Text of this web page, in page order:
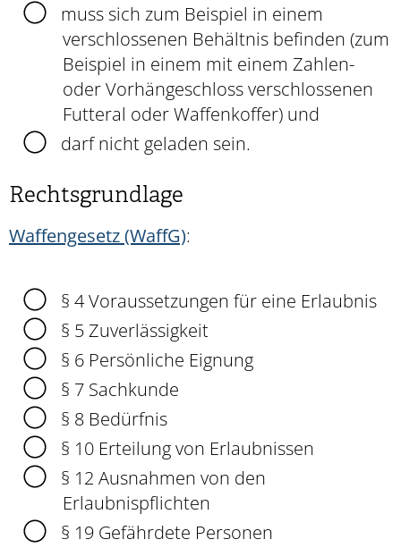
muss sich zum Beispiel in einem
verschlossenen Behältnis befinden (zum
Beispiel in einem mit einem Zahlen-
oder Vorhängeschloss verschlossenen
Futteral oder Waffenkoffer) und
darf nicht geladen sein.
Rechtsgrundlage
Waffengesetz (WaffG):
§ 4 Voraussetzungen für eine Erlaubnis
§ 5 Zuverlässigkeit
§ 6 Persönliche Eignung
§ 7 Sachkunde
§ 8 Bedürfnis
§ 10 Erteilung von Erlaubnissen
§ 12 Ausnahmen von den
Erlaubnispflichten
§ 19 Gefährdete Personen